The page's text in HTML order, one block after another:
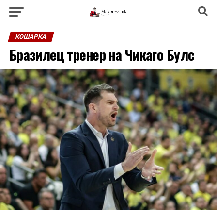
КОШАРКА
Бразилец тренер на Чикаго Булс